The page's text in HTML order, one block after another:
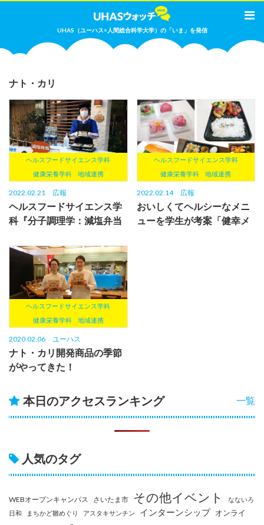
UHAS（ユーハス=人間総合科学大学）の「いま」を発信
ナト・カリ
ヘルスフードサイエンス学科
健康栄養学科
地域連携
2022.02.21 広報
ヘルスフードサイエンス学
科『分子調理学：減塩弁当
学...
ヘルスフードサイエンス学科
健康栄養学科
地域連携
2022.02.14 広報
おいしくてヘルシーなメニ
ューを学生が考案「健幸メ
ヘルスフードサイエンス学科
健康栄養学科
地域連携
2020.02.06 ユーハス
ナト・カリ開発商品の季節
がやってきた！
一覧
本日のアクセスランキング
人気のタグ
WEBオープンキャンパス さいたま市 その他イベント
なないろ
日和
まちかど雛めぐり アスタキサンチン インターンシップ オンライ